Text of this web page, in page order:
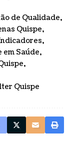
de Qualidade
Quispe
em Saúde
Quispe